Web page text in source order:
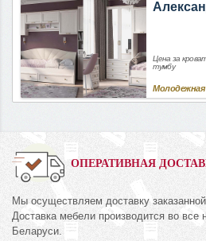
Цена за
тумбу
Молодежная
ОПЕРАТИВНАЯ
Мы осуществляем доставку
Доставка мебели производится во все
Беларуси.